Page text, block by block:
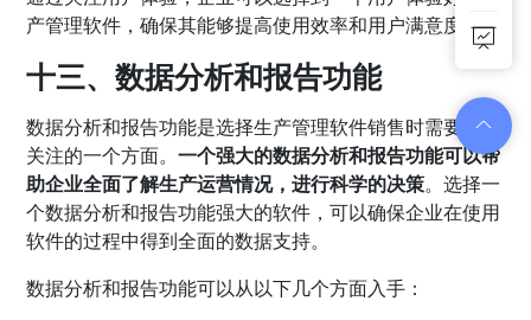
产管理软件，确保其能够提高使用效率和用户满意度。
十三、数据分析和报告功能
数据分析和报告功能是选择生产管理软件销售时需要特别
关注的一个方面。一个强大的数据分析和报告功能可以帮
助企业全面了解生产运营情况，进行科学的决策。选择一
个数据分析和报告功能强大的软件，可以确保企业在使用
软件的过程中得到全面的数据支持。
数据分析和报告功能可以从以下几个方面入手：